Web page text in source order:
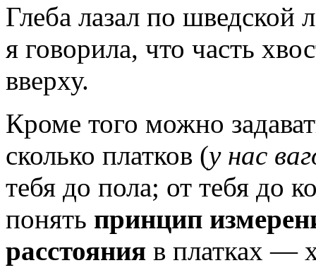
Глеба лазал по шведской
я говорила, что часть
вверху.
Кроме того можно
сколько платков (у нас
тебя до пола; от тебя до
понять принцип
расстояния в платках —